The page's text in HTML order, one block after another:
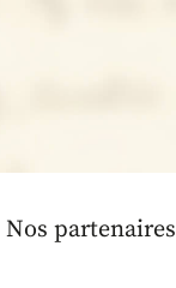
Nos partenaires